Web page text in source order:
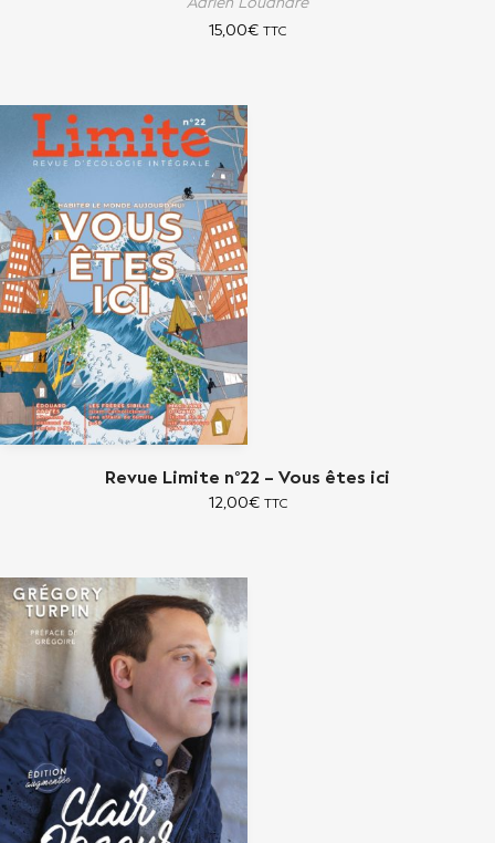
15,00€ TTC
Revue Limite n°22 – Vous êtes ici
12,00€ TTC